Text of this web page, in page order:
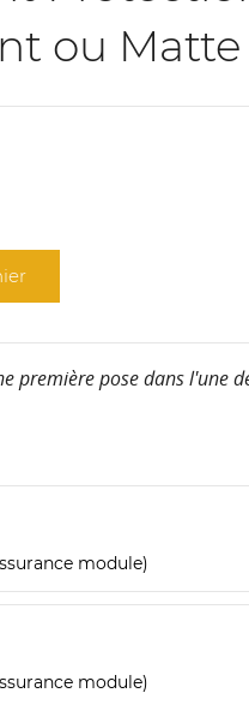
ou Matte
première posedans l'une
module)
module)